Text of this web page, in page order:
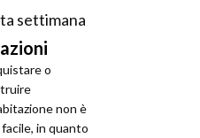
settimana
o
non è
facile, in quanto